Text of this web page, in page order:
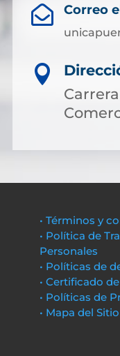
 Correo

• Términos y
• Política de
Personales
• Políticas de
• Certificado
• Políticas de
• Mapa del Sitio